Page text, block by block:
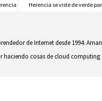
Herencia se viste de verde
de Internet desde 1994.
haciendo cosas de cloud